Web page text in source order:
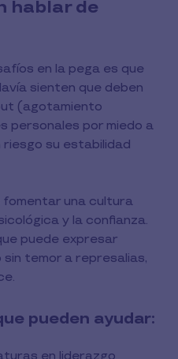
hablar de
en la pega es que
sienten que deben
(agotamiento
personales por miedo a
riesgo su estabilidad
fomentar una cultura
y la confianza.
puede expresar
temor a represalias,
pueden ayudar: